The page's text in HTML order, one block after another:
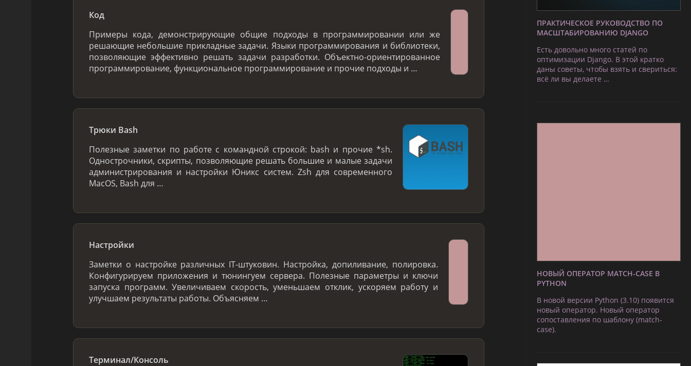
Код
Примеры кода, демонстрирующие общие подходы в программировании или же
решающие небольшие прикладные задачи. Языки программирования и библиотеки,
позволяющие эффективно решать задачи разработки. Объектно-ориентированное
программирование, функциональное программирование и прочие подходы и …
Трюки Bash
Полезные заметки по работе с командной строкой: bash и прочие *sh.
Однострочники, скрипты, позволяющие решать большие и малые задачи
администрирования и настройки Юникс систем. Zsh для современного
MacOS, Bash для …
Настройки
Заметки о настройке различных IT-штуковин. Настройка, допиливание, полировка.
Конфигурируем приложения и тюнингуем сервера. Полезные параметры и ключи
запуска программ. Увеличиваем скорость, уменьшаем отклик, ускоряем работу и
улучшаем результаты работы. Объясняем …
Терминал/Консоль
ПРАКТИЧЕСКОЕ РУКОВОДСТВО ПО
МАСШТАБИРОВАНИЮ DJANGO
Есть довольно много статей по
оптимизации Django. В этой кратко
даны советы, чтобы взять и свериться:
всё ли вы делаете …
НОВЫЙ ОПЕРАТОР MATCH-CASE В
PYTHON
В новой версии Python (3.10) появится
новый оператор. Новый оператор
сопоставления по шаблону (match-
case).